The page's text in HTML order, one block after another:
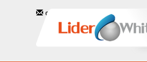
comercial1@liderwhite.com.br